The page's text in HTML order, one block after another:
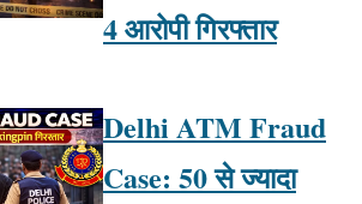
4 आरोपी गिरफ्तार
Delhi ATM Fraud
Case: 50 से ज्यादा